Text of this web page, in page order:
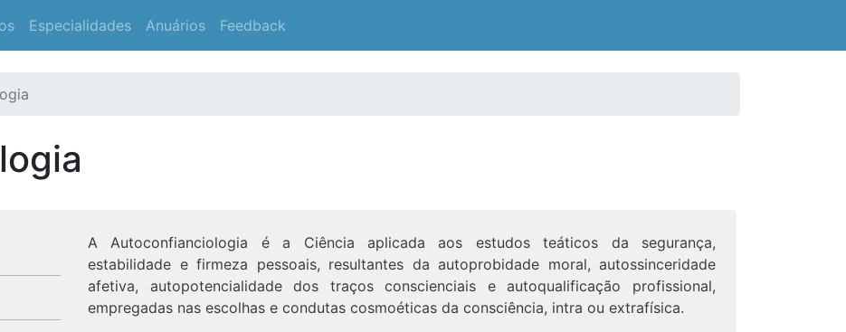
Especialidades Anuários Feedback
A Autoconfianciologia é a Ciência aplicada aos estudos teáticos da segurança,
estabilidade e firmeza pessoais, resultantes da autoprobidade moral, autossinceridade
afetiva, autopotencialidade dos traços conscienciais e autoqualificação profissional,
empregadas nas escolhas e condutas cosmoéticas da consciência, intra ou extrafísica.